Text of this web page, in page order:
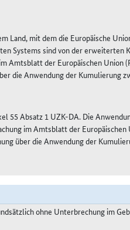
Land, mit dem die Europäische
Systems sind von der erweiterten
Amtsblatt der Europäischen Union
die Anwendung der Kumulierung
55 Absatz 1 UZK-DA. Die
im Amtsblatt der
über die Anwendung der
ohne Unterbrechung im